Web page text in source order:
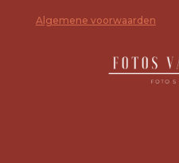
Algemene voorwaarden